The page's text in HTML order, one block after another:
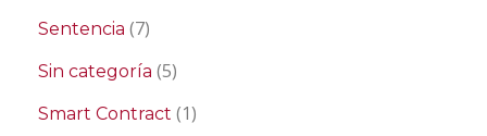
Sentencia (7)
Sin categoría (5)
Smart Contract (1)